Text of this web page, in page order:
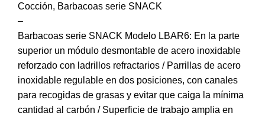
Cocción, Barbacoas serie SNACK
–
Barbacoas serie SNACK Modelo LBAR6: En la parte
superior un módulo desmontable de acero inoxidable
reforzado con ladrillos refractarios / Parrillas de acero
inoxidable regulable en dos posiciones, con canales
para recogidas de grasas y evitar que caiga la mínima
cantidad al carbón / Superficie de trabajo amplia en